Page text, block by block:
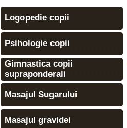
Logopedie copii
Psihologie copii
Gimnastica copii
supraponderali
Masajul Sugarului
Masajul gravidei